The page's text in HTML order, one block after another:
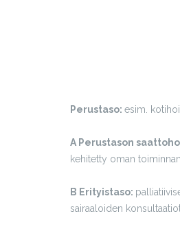
Perustaso: esim.
A Perustason
kehitetty oman
B Erityistaso:
sairaaloiden